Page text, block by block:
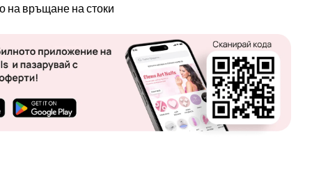
на връщане на стоки